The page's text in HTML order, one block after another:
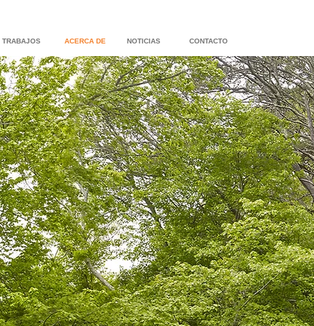
TRABAJOS ACERCA DE NOTICIAS CONTACTO